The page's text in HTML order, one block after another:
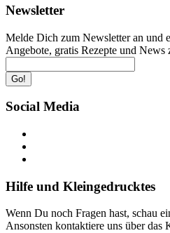
Newsletter
Melde Dich zum Newsletter an und
Angebote, gratis Rezepte und News
Go!
Social Media
Hilfe und Kleingedrucktes
Wenn Du noch Fragen hast, schau
Ansonsten kontaktiere uns über das